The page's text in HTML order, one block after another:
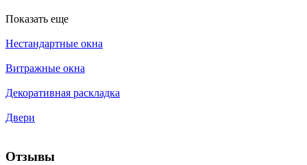
Показать еще
Нестандартные окна
Витражные окна
Декоративная раскладка
Двери
Отзывы